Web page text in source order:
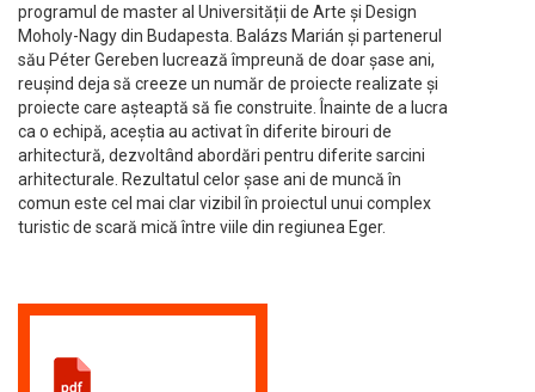
programul de master al Universității de Arte și Design
Moholy-Nagy din Budapesta. Balázs Marián și partenerul
său Péter Gereben lucrează împreună de doar șase ani,
reușind deja să creeze un număr de proiecte realizate și
proiecte care așteaptă să fie construite. Înainte de a lucra
ca o echipă, aceștia au activat în diferite birouri de
arhitectură, dezvoltând abordări pentru diferite sarcini
arhitecturale. Rezultatul celor șase ani de muncă în
comun este cel mai clar vizibil în proiectul unui complex
turistic de scară mică între viile din regiunea Eger.